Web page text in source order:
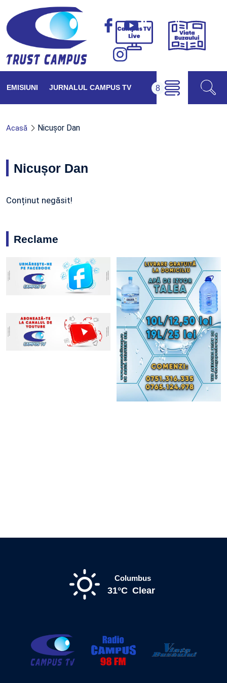
Campus
Viața
EMISIUNI JURNALUL CAMPUS TV
Acasă Nicușor Dan
Nicușor Dan
Conținut negăsit!
Reclame
Columbus
31°C Clear